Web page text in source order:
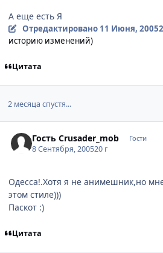
А еще есть Я
Отредактировано 11 Июня, 2005
историю изменений)
Цитата
2 месяца спустя...
Гость Crusader_mob Гости
8 Сентября, 200520 г
Одесса!.Хотя я не анимешник,но
этом стиле)))
Паскот :)
Цитата